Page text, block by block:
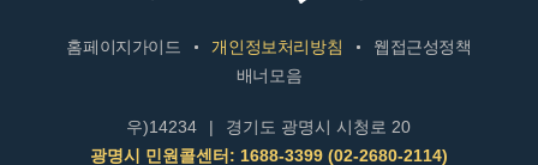
홈페이지가이드 개인정보처리방침
웹접근성정책
배너모음
우)14234 |
경기도 광명시 시청로 20
광명시 민원콜센터: 1688-3399 (02-2680-2114)